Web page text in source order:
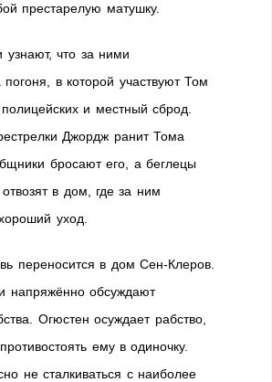
престарелую матушку.
узнают, что за ними
погоня, в которой участвуют Том
и местный сброд.
Джордж ранит Тома
бросают его, а беглецы
в дом, где за ним
уход.
переносится в дом Сен-Клеров.
напряжённо обсуждают
Огюстен осуждает рабство,
ему в одиночку.
не сталкиваться с наиболее